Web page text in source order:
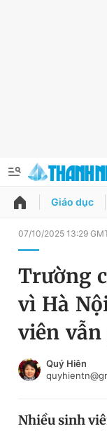
QUẢNG CÁO
Chuyên mục
Chuyên mục khác
Chào ngày mới
Đổi mật khẩu
Tin đã lưu
Đăng xuất
Giáo dục
07/10/2025 13:29
Trường
vì Hà
viên
Quý Hiên
Nhiều sinh